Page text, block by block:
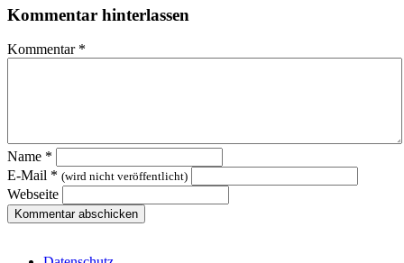
Kommentar hinterlassen
Kommentar *
Name *
E-Mail * (wird nicht veröffentlicht)
Webseite